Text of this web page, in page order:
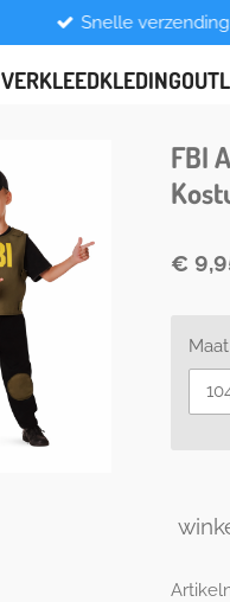
Snelle verzending
FBI
€
Maat